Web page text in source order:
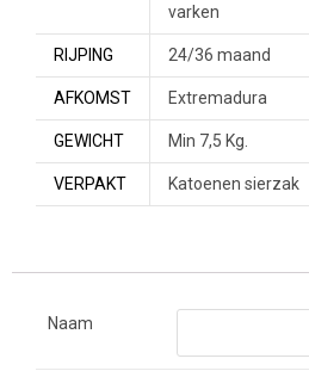
varken
RIJPING 24/36 maand
AFKOMST Extremadura
GEWICHT Min 7,5 Kg.
VERPAKT Katoenen sierzak
Naam